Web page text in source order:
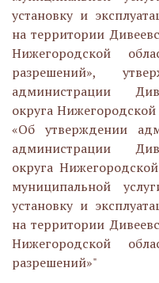
установку и
на территории
Нижегородской
разрешений»,
администрации
округа
«Об утверждении
администрации
округа
муниципальной
установку и
на территории
Нижегородской
разрешений»"